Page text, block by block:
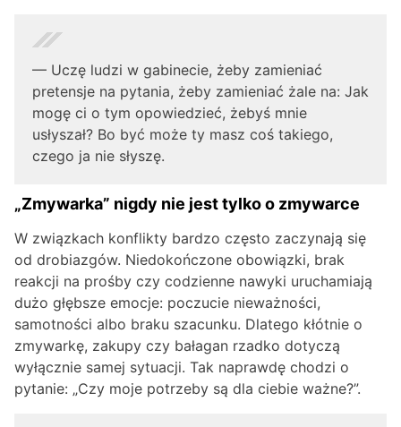
— Uczę ludzi w gabinecie, żeby zamieniać
pretensje na pytania, żeby zamieniać żale na: Jak
mogę ci o tym opowiedzieć, żebyś mnie
usłyszał? Bo być może ty masz coś takiego,
czego ja nie słyszę.
„Zmywarka” nigdy nie jest tylko o zmywarce
W związkach konflikty bardzo często zaczynają się
od drobiazgów. Niedokończone obowiązki, brak
reakcji na prośby czy codzienne nawyki uruchamiają
dużo głębsze emocje: poczucie nieważności,
samotności albo braku szacunku. Dlatego kłótnie o
zmywarkę, zakupy czy bałagan rzadko dotyczą
wyłącznie samej sytuacji. Tak naprawdę chodzi o
pytanie: „Czy moje potrzeby są dla ciebie ważne?”.